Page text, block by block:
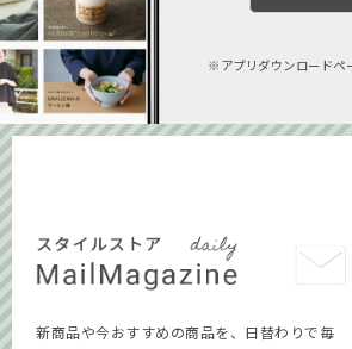
アプリダウンロードペ
新商品や今おすすめの商品を、日替わりで毎